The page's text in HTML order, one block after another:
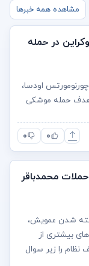
مشاهده همه خبرها
در حمله
اودسا،
هدف حمله موشکی
۰ ۰
محمدباقر
کشته شدن عمویش،
تا فیلم‌های بیشتری از
را زیر سوال